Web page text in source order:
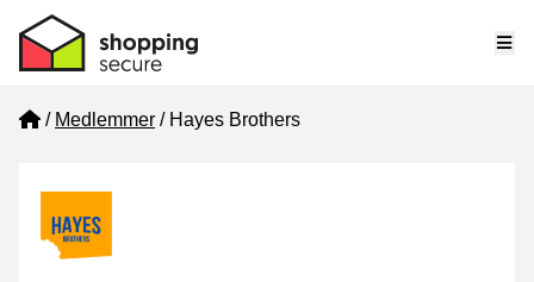
Home
Medlemmer Hayes Brothers